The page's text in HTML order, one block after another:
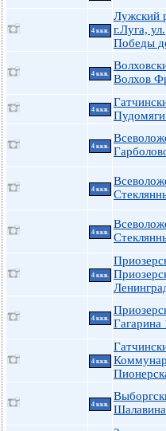
4 ккв.
Лужский
г.Луга, ул.
Победы
4 ккв.
Волхов
4 ккв.
4 ккв.
4 ккв.
4 ккв.
4 ккв.
4 ккв.
Гагарина
4 ккв.
4 ккв.